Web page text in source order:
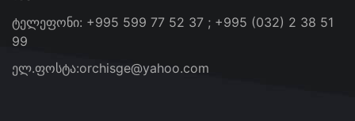
ტელეფონი: +995 599 77 52 37 ; +995 (032) 2 38 51
99
ელ.ფოსტა:orchisge@yahoo.com